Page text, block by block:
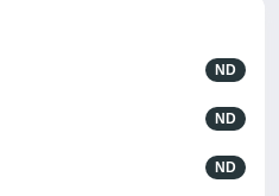
ND
ND
ND